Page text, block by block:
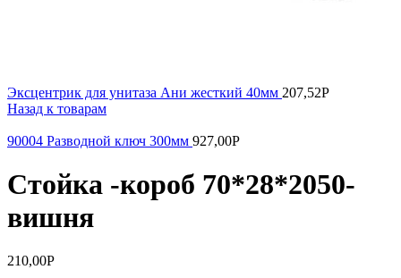
Эксцентрик для унитаза Ани жесткий 40мм 207,52Р
Назад к товарам
90004 Разводной ключ 300мм 927,00Р
Стойка -короб 70*28*2050-
вишня
210,00Р